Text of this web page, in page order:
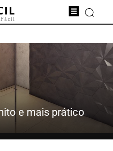
e mais prático